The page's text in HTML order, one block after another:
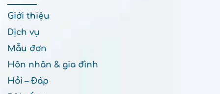
Giới thiệu
Dịch vụ
Mẫu đơn
Hôn nhân & gia đình
Hỏi – Đáp